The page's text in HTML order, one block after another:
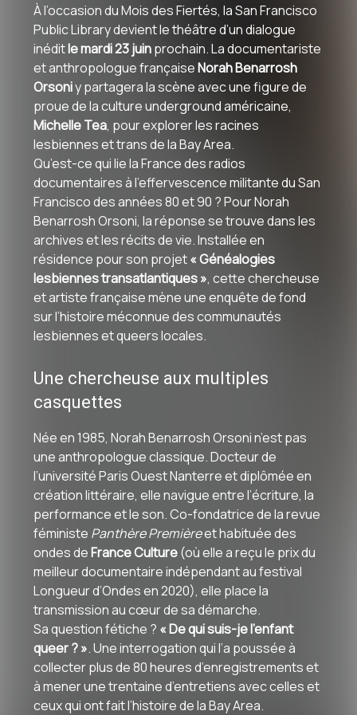
À l’occasion du Mois des Fiertés, la San Francisco
Public Library devient le théâtre d’un dialogue
inéditle mardi 23 juinprochain. La documentariste
et anthropologue françaiseNorah Benarrosh
Orsoniy partagera la scène avec une figure de
proue de la culture underground américaine,
Michelle Tea, pour explorer les racines
lesbiennes et trans de la Bay Area.
Qu’est-ce qui lie la France des radios
documentaires à l’effervescence militante du San
Francisco des années 80 et 90 ? Pour Norah
Benarrosh Orsoni, la réponse se trouve dans les
archives et les récits de vie.Installée en
résidence pour son projet« Généalogies
lesbiennes transatlantiques », cette chercheuse
et artiste française mène une enquête de fond
sur l’histoire méconnue des communautés
lesbiennes et queers locales.
Une chercheuse aux multiples
casquettes
Née en 1985, Norah Benarrosh Orsoni n’est pas
une anthropologue classique. Docteur de
l’université Paris Ouest Nanterre et diplômée en
création littéraire, elle navigue entre l’écriture, la
performance et le son. Co-fondatrice de la revue
féministe Panthère Premièreet habituée des
ondes deFrance Culture(où elle a reçu le prix du
meilleur documentaire indépendant au festival
Longueur d’Ondes en 2020), elle place la
transmission au cœur de sa démarche.
Sa question fétiche ? « De qui suis-je l’enfant
queer ? ». Une interrogation qui l’a poussée à
collecter plus de 80 heures d’enregistrements et
à mener une trentaine d’entretiens avec celles et
ceux qui ont fait l’histoire de la Bay Area.